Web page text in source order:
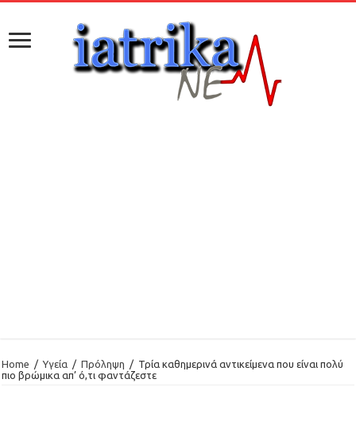
Home / Υγεία / Πρόληψη / Τρία καθημερινά αντικείμενα που είναι πολύ
πιο βρώμικα απ’ ό,τι φαντάζεστε